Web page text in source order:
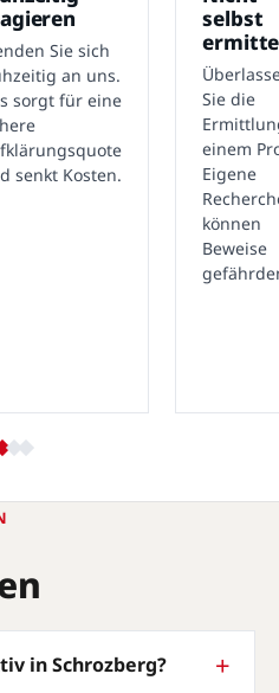
Sie sich
an uns.
sorgt für eine
senkt Kosten.
selbst
Sie die
einem
Eigene
können
Beweise
in Schrozberg?